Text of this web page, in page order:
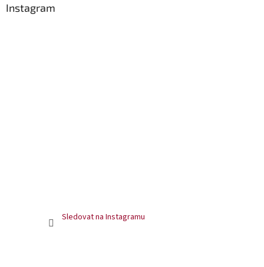
Instagram
Sledovat na Instagramu